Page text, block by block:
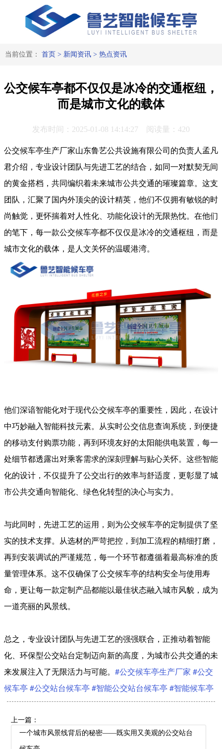
当前位置： 首页 > 新闻资讯> 热点资讯
公交候车亭都不仅仅是冰冷的交通枢纽，
而是城市文化的载体
发布时间：2025-01-08 14:14:27 阅读量：420
公交候车亭生产厂家山东鲁艺公共设施有限公司的负责人孟凡
君介绍，专业设计团队与先进工艺的结合，如同一对默契无间
的黄金搭档，共同编织着未来城市公共交通的璀璨篇章。这支
团队，汇聚了国内外顶尖的设计精英，他们不仅拥有敏锐的时
尚触觉，更怀揣着对人性化、功能化设计的无限热忱。在他们
的笔下，每一款公交候车亭都不仅仅是冰冷的交通枢纽，而是
城市文化的载体，是人文关怀的温暖港湾。
他们深谙智能化对于现代公交候车亭的重要性，因此，在设计
中巧妙融入智能科技元素。从实时公交信息查询系统，到便捷
的移动支付购票功能，再到环境友好的太阳能供电装置，每一
处细节都透露出对乘客需求的深刻理解与贴心关怀。这些智能
化的设计，不仅提升了公交出行的效率与舒适度，更彰显了城
市公共交通向智能化、绿色化转型的决心与实力。
与此同时，先进工艺的运用，则为公交候车亭的定制提供了坚
实的技术支撑。从选材的严苛把控，到加工流程的精细打磨，
再到安装调试的严谨规范，每一个环节都遵循着最高标准的质
量管理体系。这不仅确保了公交候车亭的结构安全与使用寿
命，更让每一款定制产品都能以最佳状态融入城市风貌，成为
一道亮丽的风景线。
总之，专业设计团队与先进工艺的强强联合，正推动着智能
化、环保型公交站台定制迈向新的高度，为城市公共交通的未
来发展注入了无限活力与可能。 #公交候车亭生产厂家 #公交
候车亭 #公交站台候车亭 #智能公交站台候车亭 #智能候车亭
上一篇：
一个城市风景线背后的秘密——既实用又美观的公交站台